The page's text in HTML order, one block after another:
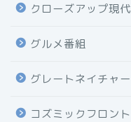
クローズアップ現代
グルメ番組
グレートネイチャー
コズミックフロント